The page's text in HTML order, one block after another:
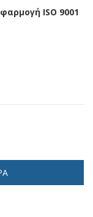
ISO 9001